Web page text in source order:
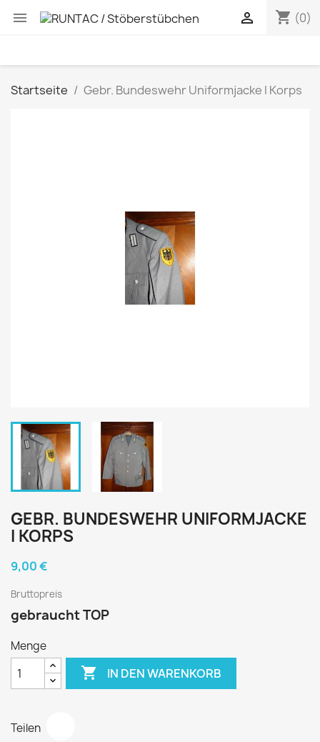
 shopping_cart (0)

Startseite Gebr. Bundeswehr Uniformjacke I Korps
GEBR. BUNDESWEHR UNIFORMJACKE
I KORPS
9,00 €
Bruttopreis
gebraucht TOP
Menge
 IN DEN WARENKORB
Teilen